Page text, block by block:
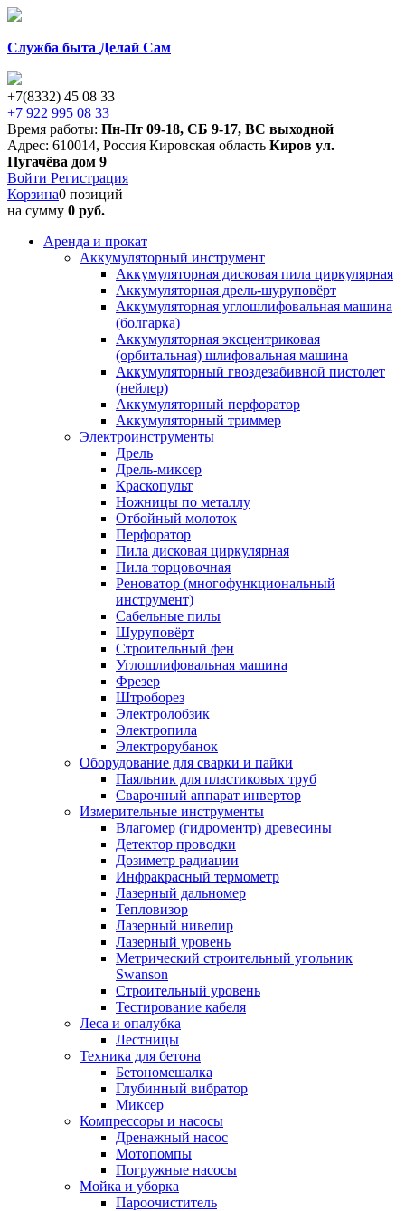
Служба быта Делай Сам
+7(8332) 45 08 33
+7 922 995 08 33
Время работы: Пн-Пт 09-18, СБ 9-17, ВС выходной
Адрес: 610014, Россия Кировская область Киров ул.
Пугачёва дом 9
Войти Регистрация
Корзина0 позиций
на сумму 0 руб.
Аренда и прокат
Аккумуляторный инструмент
Аккумуляторная дисковая пила циркулярная
Аккумуляторная дрель-шуруповёрт
Аккумуляторная углошлифовальная машина
(болгарка)
Аккумуляторная эксцентриковая
(орбитальная) шлифовальная машина
Аккумуляторный гвоздезабивной пистолет
(нейлер)
Аккумуляторный перфоратор
Аккумуляторный триммер
Электроинструменты
Дрель
Дрель-миксер
Краскопульт
Ножницы по металлу
Отбойный молоток
Перфоратор
Пила дисковая циркулярная
Пила торцовочная
Реноватор (многофункциональный
инструмент)
Сабельные пилы
Шуруповёрт
Строительный фен
Углошлифовальная машина
Фрезер
Штроборез
Электролобзик
Электропила
Электрорубанок
Оборудование для сварки и пайки
Паяльник для пластиковых труб
Сварочный аппарат инвертор
Измерительные инструменты
Влагомер (гидроментр) древесины
Детектор проводки
Дозиметр радиации
Инфракрасный термометр
Лазерный дальномер
Тепловизор
Лазерный нивелир
Лазерный уровень
Метрический строительный угольник
Swanson
Строительный уровень
Тестирование кабеля
Леса и опалубка
Лестницы
Техника для бетона
Бетономешалка
Глубинный вибратор
Миксер
Компрессоры и насосы
Дренажный насос
Мотопомпы
Погружные насосы
Мойка и уборка
Пароочиститель